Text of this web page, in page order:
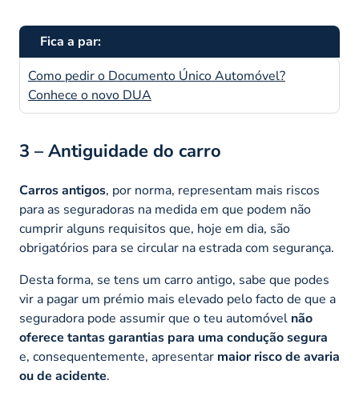
Fica a par:
Como pedir o Documento Único Automóvel?
Conhece o novo DUA
3 – Antiguidade do carro
Carros antigos, por norma, representam mais riscos
para as seguradoras na medida em que podem não
cumprir alguns requisitos que, hoje em dia, são
obrigatórios para se circular na estrada com segurança.
Desta forma, se tens um carro antigo, sabe que podes
vir a pagar um prémio mais elevado pelo facto de que a
seguradora pode assumir que o teu automóvel não
oferece tantas garantias para uma condução segura
e, consequentemente, apresentar maior risco de avaria
ou de acidente.